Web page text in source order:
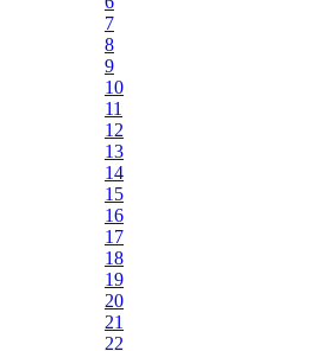
7
8
9
10
11
12
13
14
15
16
17
18
19
20
21
22